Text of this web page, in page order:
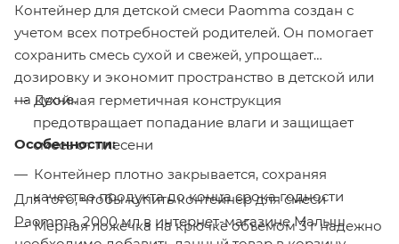
Контейнер для детской смеси Paomma создан с
учетом всех потребностей родителей. Он помогает
сохранить смесь сухой и свежей, упрощает
дозировку и экономит пространство в детской или
на кухне.
Особенности:
Двойная герметичная конструкция
предотвращает попадание влаги и защищает
смесь от плесени
Контейнер плотно закрывается, сохраняя
качество продукта до конца срока годности
Мерная ложечка на крючке объемом 3 г надежно
Для того, чтобы купить контейнер для смеси
Paomma, 2000 мл в интернет-магазине Малыш